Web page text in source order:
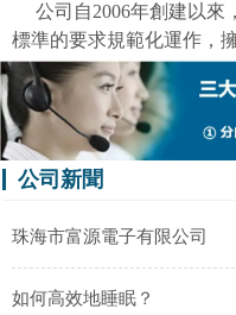
公司自2006年創建以來
標準的要求規範化運作，
公司新聞
珠海市富源電子有限公司
如何高效地睡眠？